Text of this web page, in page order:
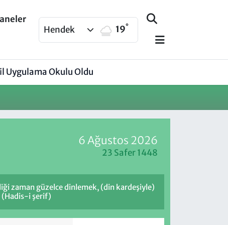
Hendek 19°
Uygulama Okulu Oldu
6 Ağustos 2026
23 Safer 1448
zaman güzelce dinlemek, (din kardeşiyle)
(Hadis-i şerif)